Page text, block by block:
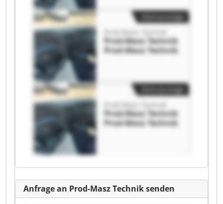
Prod-Masz Technik
Prod-Masz Technik
Prod-Masz Technik
Kleinanzeige
Prod-Masz Technik
Prod-Masz Technik
Prod-Masz Technik
Kleinanzeige
Anfrage an Prod-Masz Technik senden